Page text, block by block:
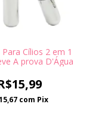
Cílios 2 em 1
A prova D'Água
com Pix